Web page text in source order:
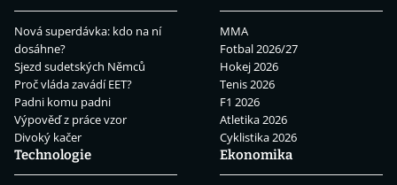
Nová superdávka: kdo na ní
dosáhne?
Sjezd sudetských Němců
Proč vláda zavádí EET?
Padni komu padni
Výpověď z práce vzor
Divoký kačer
MMA
Fotbal 2026/27
Hokej 2026
Tenis 2026
F1 2026
Atletika 2026
Cyklistika 2026
Technologie
Ekonomika